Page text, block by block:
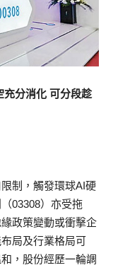
充分消化 可分段趁
制，觸發環球AI硬
03308）亦受拖
政策變動或衝擊企
局及行業格局可
，股份經歷一輪調